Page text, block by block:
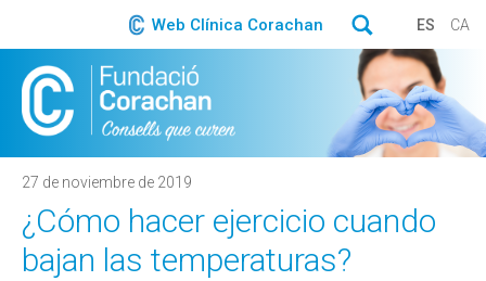
Web Clínica Corachan ES CA
27 de noviembre de 2019
¿Cómo hacer ejercicio cuando
bajan las temperaturas?